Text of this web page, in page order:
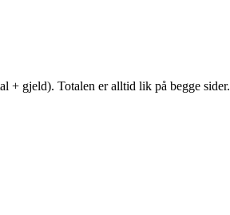
+ gjeld). Totalen er alltid lik på begge sider.